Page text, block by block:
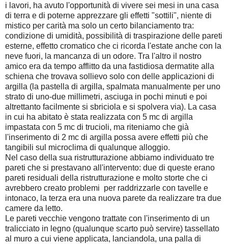
i lavori, ha avuto l'opportunità di vivere sei mesi in una casa
di terra e di poterne apprezzare gli effetti "sottili", niente di
mistico per carità ma solo un certo bilanciamento tra:
condizione di umidità, possibilità di traspirazione delle pareti
esterne, effetto cromatico che ci ricorda l'estate anche con la
neve fuori, la mancanza di un odore. Tra l'altro il nostro
amico era da tempo afflitto da una fastidiosa dermatite alla
schiena che trovava sollievo solo con delle applicazioni di
argilla (la pastella di argilla, spalmata manualmente per uno
strato di uno-due millimetri, asciuga in pochi minuti e poi
altrettanto facilmente si sbriciola e si spolvera via). La casa
in cui ha abitato è stata realizzata con 5 mc di argilla
impastata con 5 mc di trucioli, ma riteniamo che già
l'inserimento di 2 mc di argilla possa avere effetti più che
tangibili sul microclima di qualunque alloggio.
Nel caso della sua ristrutturazione abbiamo individuato tre
pareti che si prestavano all'intervento: due di queste erano
pareti residuali della ristrutturazione e molto storte che ci
avrebbero creato problemi per raddrizzarle con tavelle e
intonaco, la terza era una nuova parete da realizzare tra due
camere da letto.
Le pareti vecchie vengono trattate con l'inserimento di un
tralicciato in legno (qualunque scarto può servire) tassellato
al muro a cui viene applicata, lanciandola, una palla di